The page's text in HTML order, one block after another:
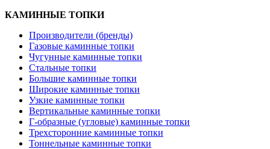
КАМИННЫЕ ТОПКИ
Производители (бренды)
Газовые каминные топки
Чугунные каминные топки
Стальные топки
Большие каминные топки
Широкие каминные топки
Узкие каминные топки
Вертикальные каминные топки
Г-образные (угловые) каминные топки
Трехсторонние каминные топки
Тоннельные каминные топки